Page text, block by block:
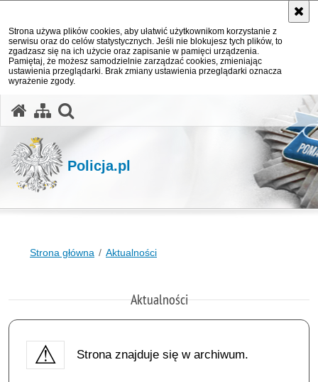
Strona używa plików cookies, aby ułatwić użytkownikom korzystanie z
serwisu oraz do celów statystycznych. Jeśli nie blokujesz tych plików, to
zgadzasz się na ich użycie oraz zapisanie w pamięci urządzenia.
Pamiętaj, że możesz samodzielnie zarządzać cookies, zmieniając
ustawienia przeglądarki. Brak zmiany ustawienia przeglądarki oznacza
wyrażenie zgody.
Policja.pl
Strona główna Aktualności
Aktualności
Strona znajduje się w archiwum.